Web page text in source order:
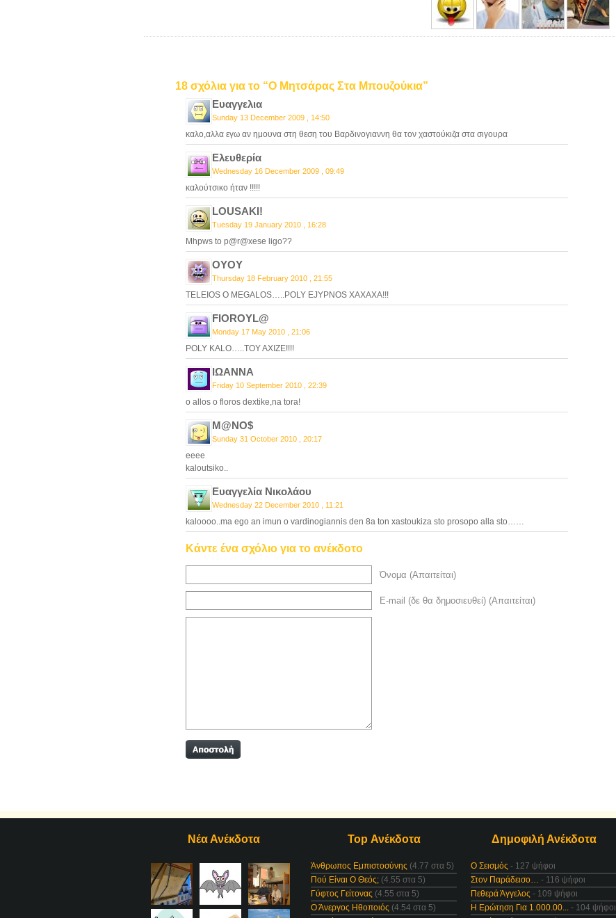
18 σχόλια για το “Ο Μητσάρας Στα Μπουζούκια”
Ευαγγελια
Sunday 13 December 2009 , 14:50
καλο,αλλα εγω αν ημουνα στη θεση του Βαρδινογιαννη θα τον χαστούκιζα στα σιγουρα
Eλευθερία
Wednesday 16 December 2009 , 09:49
καλούτσικο ήταν !!!!!
LOUSAKI!
Tuesday 19 January 2010 , 16:28
Mhpws to p@r@xese ligo??
OYOY
Thursday 18 February 2010 , 21:55
TELEIOS O MEGALOS…..POLY EJYPNOS XAXAXA!!!
FIOROYL@
Monday 17 May 2010 , 21:06
POLY KALO…..TOY AXIZE!!!!
ΙΩΑΝΝΑ
Friday 10 September 2010 , 22:39
o allos o floros dextike,na tora!
M@NO$
Sunday 31 October 2010 , 20:17
eeee
kaloutsiko..
Ευαγγελία Νικολάου
Wednesday 22 December 2010 , 11:21
kaloooo..ma ego an imun o vardinogiannis den 8a ton xastoukiza sto prosopo alla sto……
Κάντε ένα σχόλιο για το ανέκδοτο
Όνομα (Απαιτείται)
E-mail (δε θα δημοσιευθεί) (Απαιτείται)
Νέα Ανέκδοτα Top Ανέκδοτα
Άνθρωπος Εμπιστοσύνης (4.77 στα 5)
Πού Είναι Ο Θεός; (4.55 στα 5)
Γύφτος Γείτονας (4.55 στα 5)
Ο Άνεργος Ηθοποιός (4.54 στα 5)
Δημοφιλή Ανέκδοτα
Ο Σεισμός - 127 ψήφοι
Στον Παράδεισο… - 116 ψήφοι
Πεθερά Άγγελος - 109 ψήφοι
Η Ερώτηση Για 1.000.00... - 104 ψήφοι